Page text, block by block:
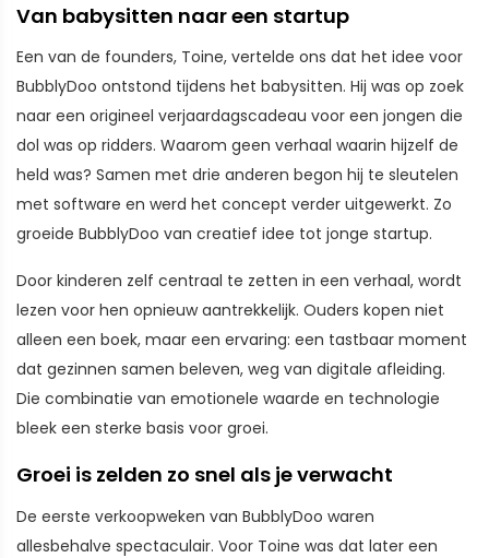
Van babysitten naar een startup
Een van de founders, Toine, vertelde ons dat het idee voor
BubblyDoo ontstond tijdens het babysitten. Hij was op zoek
naar een origineel verjaardagscadeau voor een jongen die
dol was op ridders. Waarom geen verhaal waarin hijzelf de
held was? Samen met drie anderen begon hij te sleutelen
met software en werd het concept verder uitgewerkt. Zo
groeide BubblyDoo van creatief idee tot jonge startup.
Door kinderen zelf centraal te zetten in een verhaal, wordt
lezen voor hen opnieuw aantrekkelijk. Ouders kopen niet
alleen een boek, maar een ervaring: een tastbaar moment
dat gezinnen samen beleven, weg van digitale afleiding.
Die combinatie van emotionele waarde en technologie
bleek een sterke basis voor groei.
Groei is zelden zo snel als je verwacht
De eerste verkoopweken van BubblyDoo waren
allesbehalve spectaculair. Voor Toine was dat later een